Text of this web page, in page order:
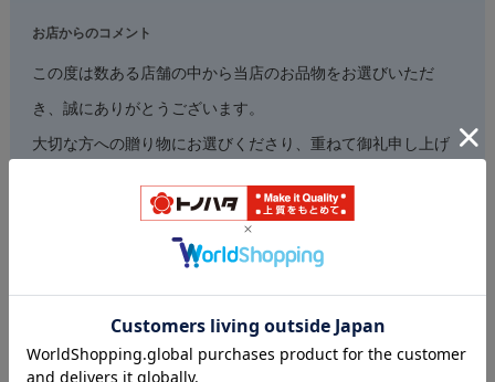
お店からのコメント
この度は数ある店舗の中から当店のお品物をお選びいただ
き、誠にありがとうございます。
大切な方への贈り物にお選びくださり、重ねて御礼申し上げ
また、温かいレビューを頂戴することができ、嬉しい限りで
ていただけたとのこと、作り手としてこれ以上の喜びはござ
いません。